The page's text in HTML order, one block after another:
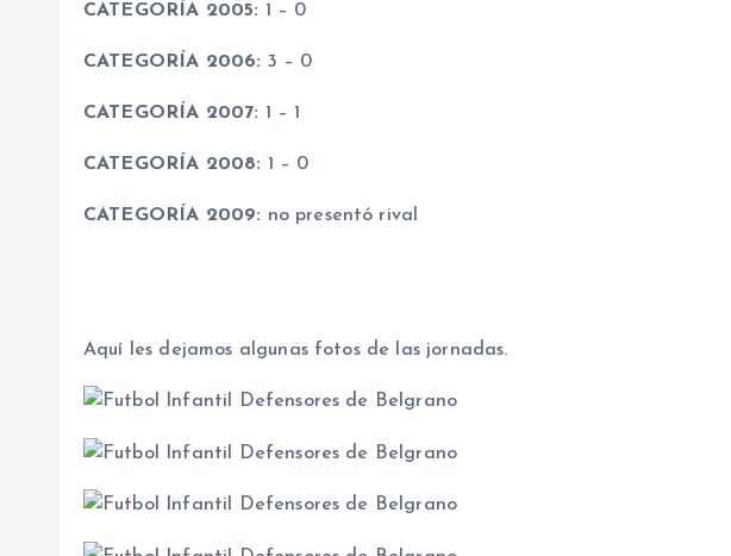
CATEGORÍA 2005: 1 – 0
CATEGORÍA 2006: 3 – 0
CATEGORÍA 2007: 1 – 1
CATEGORÍA 2008: 1 – 0
CATEGORÍA 2009: no presentó rival
Aquí les dejamos algunas fotos de las jornadas.